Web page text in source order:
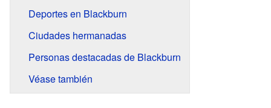
Deportes en Blackburn
Ciudades hermanadas
Personas destacadas de Blackburn
Véase también